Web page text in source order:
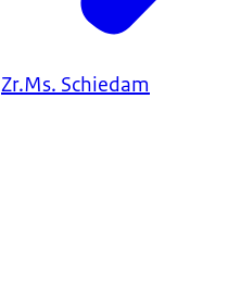
Zr.Ms. Schiedam